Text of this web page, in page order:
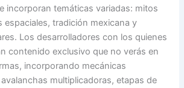
incorporan temáticas variadas: mitos
espaciales, tradición mexicana y
Los desarrolladores con los quienes
contenido exclusivo que no verás en
incorporando mecánicas
multiplicadoras, etapas de